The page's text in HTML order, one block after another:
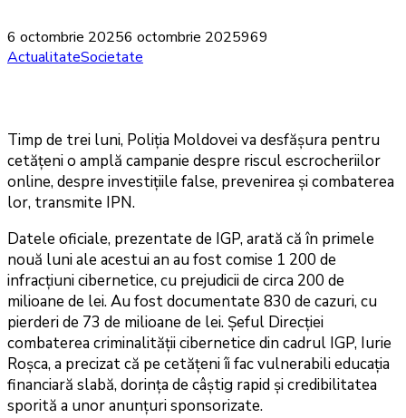
6 octombrie 20256 octombrie 2025969
ActualitateSocietate
Timp de trei luni, Poliția Moldovei va desfășura pentru
cetățeni o amplă campanie despre riscul escrocheriilor
online, despre investițiile false, prevenirea și combaterea
lor, transmite IPN.
Datele oficiale, prezentate de IGP, arată că în primele
nouă luni ale acestui an au fost comise 1 200 de
infracțiuni cibernetice, cu prejudicii de circa 200 de
milioane de lei. Au fost documentate 830 de cazuri, cu
pierderi de 73 de milioane de lei. Șeful Direcției
combaterea criminalității cibernetice din cadrul IGP, Iurie
Roșca, a precizat că pe cetățeni îi fac vulnerabili educația
financiară slabă, dorința de câștig rapid și credibilitatea
sporită a unor anunțuri sponsorizate.